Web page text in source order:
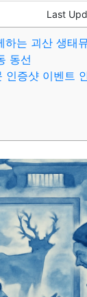
패션 미용 증
금융 게임
의료 의학
교통 생활 기
Last
하는 괴산 생태
동선
인증샷 이벤트